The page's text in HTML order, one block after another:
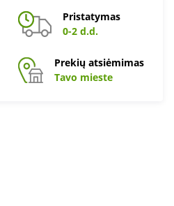
Pristatymas
0-2 d.d.
Prekių atsiėmimas
Tavo mieste